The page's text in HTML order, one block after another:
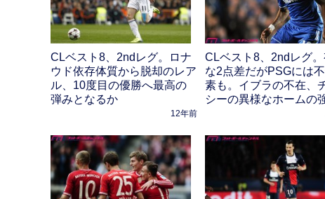
CLベスト8、2ndレグ。ロナ
ウド依存体質から脱却のレア
ル、10度目の優勝へ最高の
弾みとなるか
12年前
CLベスト8、2ndレグ。
な2点差だがPSGには
素も。イブラの不在、
シーの異様なホームの